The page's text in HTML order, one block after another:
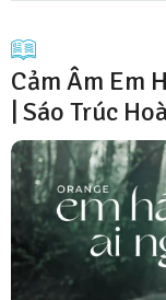
Cảm Âm Em
| Sáo Trúc